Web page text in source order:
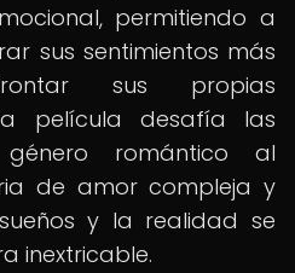
permitiendo a
sus sentimientos más
sus propias
película desafía las
género romántico al
de amor compleja y
y la realidad se
inextricable.